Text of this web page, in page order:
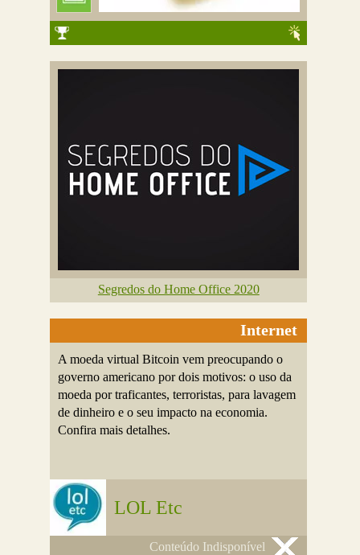
Segredos do Home Office 2020
Internet
A moeda virtual Bitcoin vem preocupando o
governo americano por dois motivos: o uso da
moeda por traficantes, terroristas, para lavagem
de dinheiro e o seu impacto na economia.
Confira mais detalhes.
LOL Etc
Conteúdo Indisponível